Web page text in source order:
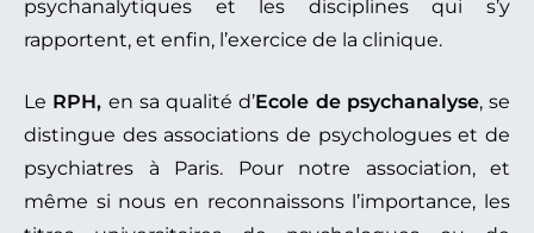
psychanalytiques et les disciplines qui s’y
rapportent, et enfin, l’exercice de la clinique.
Le RPH, en sa qualité d’Ecole de psychanalyse, se
distingue des associations de psychologues et de
psychiatres à Paris. Pour notre association, et
même si nous en reconnaissons l’importance, les